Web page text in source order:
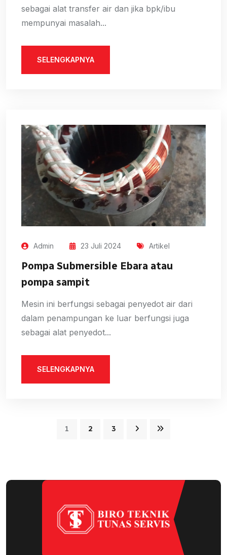
sebagai alat transfer air dan jika bpk/ibu
mempunyai masalah...
SELENGKAPNYA
Admin 23 Juli 2024 Artikel
Pompa Submersible Ebara atau
pompa sampit
Mesin ini berfungsi sebagai penyedot air dari
dalam penampungan ke luar berfungsi juga
sebagai alat penyedot...
SELENGKAPNYA
1 2 3